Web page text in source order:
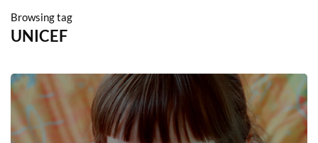
Browsing tag
UNICEF